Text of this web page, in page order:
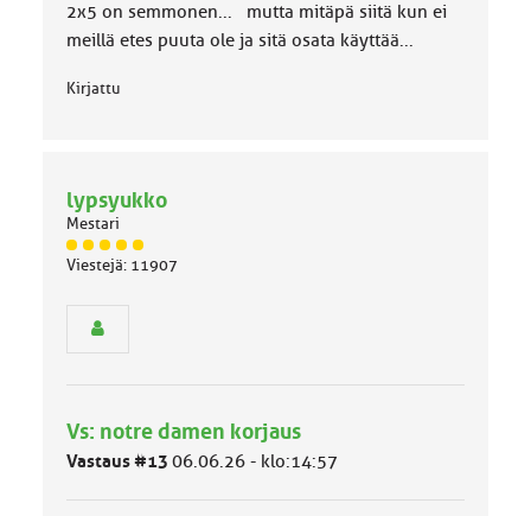
2x5 on semmonen... mutta mitäpä siitä kun ei
meillä etes puuta ole ja sitä osata käyttää...
Kirjattu
lypsyukko
Mestari
J
ä
m
ä
Viestejä: 11907
Vs: notre damen korjaus
Vastaus #13 06.06.26 - klo:14:57